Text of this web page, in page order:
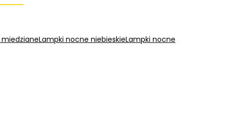
Lampki nocne niebieskieLampki nocne